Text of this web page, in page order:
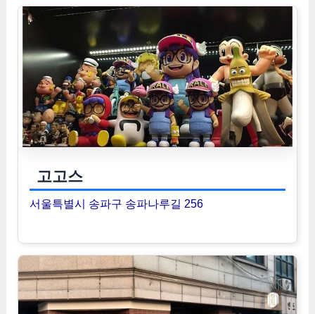
고고스
서울특별시 송파구 송파나루길 256